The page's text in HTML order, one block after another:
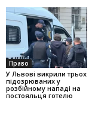
Право
У Львові викрили трьох
підозрюваних у
розбійному нападі на
постояльця готелю